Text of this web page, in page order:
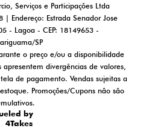
Serviços e Participações Ltda
Endereço: Estrada Senador Jose
- Lagoa - CEP: 18149653 -
SP
o preço e/ou a disponibilidade
divergências de valores,
de pagamento. Vendas sujeitas a
Promoções/Cupons não são
by